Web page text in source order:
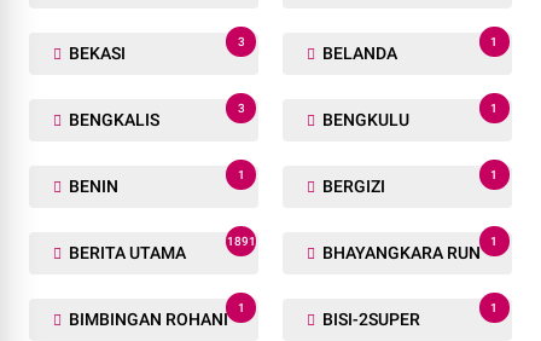
BEKASI
3
BELANDA
1
BENGKALIS
3
BENGKULU
1
BENIN
1
BERGIZI
1
BERITA UTAMA
1891
BHAYANGKARA RUN
1
BIMBINGAN ROHANI
1
BISI-2SUPER
1